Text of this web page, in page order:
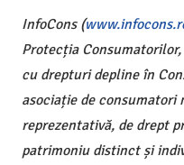
InfoCons (
Protecția
cu drepturi depline în
asociație de consumatori
reprezentativă, de drept
patrimoniu distinct și